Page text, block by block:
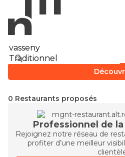
0 Restaurants proposés
Professionnel de
Rejoignez notre réseau de
profiter d’une meilleur